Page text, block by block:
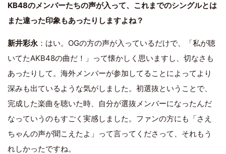
KB48のメンバーたちの声が入って、これまでのシングルとは
また違った印象もあったりしますよね？
新井彩永：はい。OGの方の声が入っているだけで、「私が聴
いてたAKB48の曲だ！」って懐かしく思いますし、切なさも
あったりして。海外メンバーが参加してることによってより
深みも出ているような気がしました。初選抜ということで、
完成した楽曲を聴いた時、自分が選抜メンバーになったんだ
なっていうのもすごく実感しました。ファンの方にも「さえ
ちゃんの声が聞こえたよ」って言ってくださって、それもう
れしかったですね。